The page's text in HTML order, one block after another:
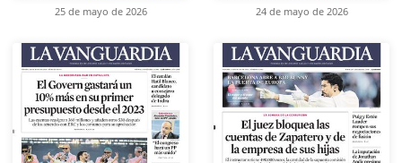
25 de mayo de 2026 24 de mayo de 2026